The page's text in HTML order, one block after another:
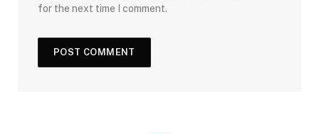
for the next time I comment.